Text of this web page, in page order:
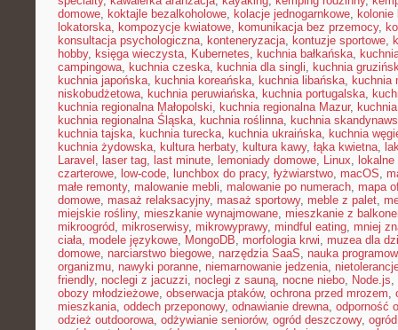
domowe, koktajle bezalkoholowe, kolacje jednogarnkowe, kolonie
lokatorska, kompozycje kwiatowe, komunikacja bez przemocy,
konsultacja psychologiczna, konteneryzacja, kontuzje sportowe,
hobby, księga wieczysta, Kubernetes, kuchnia bałkańska,
campingowa, kuchnia czeska, kuchnia dla singli, kuchnia
kuchnia japońska, kuchnia koreańska, kuchnia libańska, kuchnia
niskobudżetowa, kuchnia peruwiańska, kuchnia portugalska,
kuchnia regionalna Małopolski, kuchnia regionalna Mazur,
kuchnia regionalna Śląska, kuchnia roślinna, kuchnia
kuchnia tajska, kuchnia turecka, kuchnia ukraińska, kuchnia
kuchnia żydowska, kultura herbaty, kultura kawy, łąka kwietna,
Laravel , laser tag, last minute, lemoniady domowe, Linux,
czarterowe, low-code, lunchbox do pracy, łyżwiarstwo, macOS,
małe remonty, malowanie mebli, malowanie po numerach, mapa
domowe, masaż relaksacyjny, masaż sportowy, meble z palet,
miejskie rośliny, mieszkanie wynajmowane, mieszkanie z
mikroogród, mikroserwisy, mikrowyprawy, mindful eating, mniej
ciała, modele językowe, MongoDB, morfologia krwi, muzea dla
domowe, narciarstwo biegowe, narzędzia SaaS, nauka
organizmu, nawyki poranne, niemarnowanie jedzenia,
friendly, noclegi z jacuzzi, noclegi z sauną, nocne niebo, Node.js,
obozy młodzieżowe, obserwacja ptaków, ochrona przed mrozem,
mieszkania, oddech przeponowy, odnawianie drewna, odporność
odzież outdoorowa, odżywianie seniorów, ogród deszczowy,